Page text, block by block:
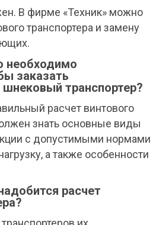
В фирме «Техник» можно
транспортера и замену
необходимо
заказать
транспортер?
расчет винтового
знать основные виды
с допустимыми нормами
а также особенности
расчет